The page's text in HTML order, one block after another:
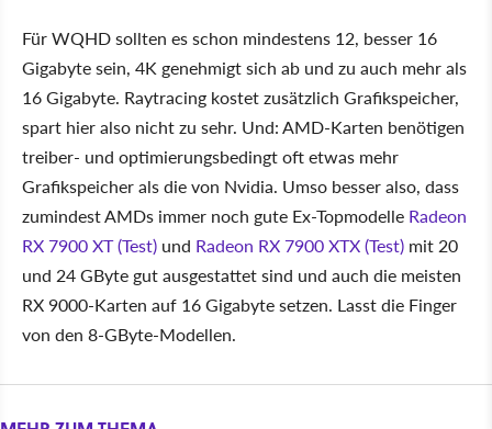
Für WQHD sollten es schon mindestens 12, besser 16
Gigabyte sein, 4K genehmigt sich ab und zu auch mehr als
16 Gigabyte. Raytracing kostet zusätzlich Grafikspeicher,
spart hier also nicht zu sehr. Und: AMD-Karten benötigen
treiber- und optimierungsbedingt oft etwas mehr
Grafikspeicher als die von Nvidia. Umso besser also, dass
zumindest AMDs immer noch gute Ex-Topmodelle Radeon
RX 7900 XT (Test) und Radeon RX 7900 XTX (Test) mit 20
und 24 GByte gut ausgestattet sind und auch die meisten
RX 9000-Karten auf 16 Gigabyte setzen. Lasst die Finger
von den 8-GByte-Modellen.